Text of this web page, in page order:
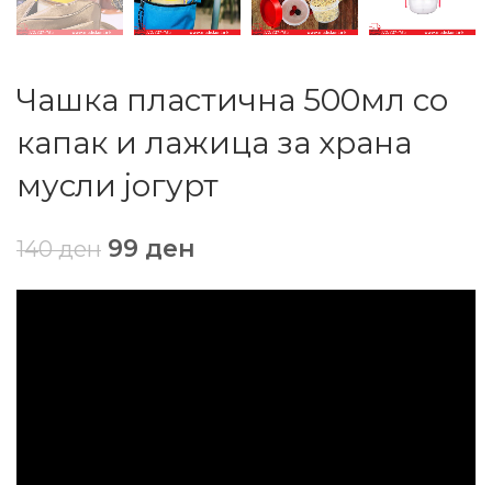
Чашка пластична 500мл со
капак и лажица за храна
мусли јогурт
140ден 99 ден